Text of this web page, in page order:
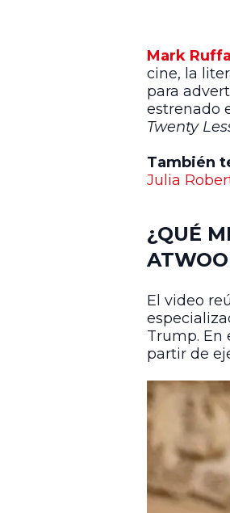
Mark
cine, la
para
estrenado
Twenty
También
Julia
¿QUÉ
El video
Trump. En
partir de